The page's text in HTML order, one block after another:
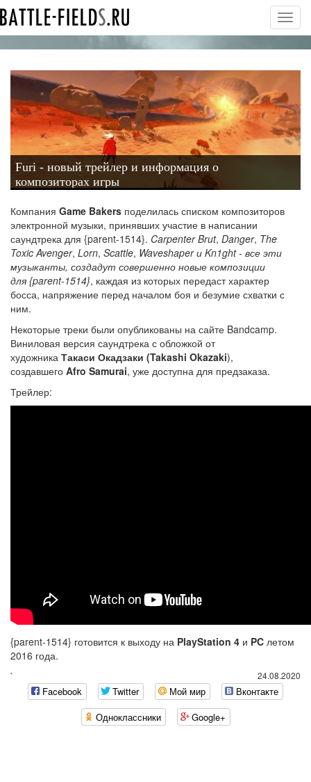
Furi - новый трейлер и информация о
композиторах игры
Компания Game Bakers поделилась списком композиторов
электронной музыки, принявших участие в написании
саундтрека для {parent-1514}. Carpenter Brut, Danger, The
Toxic Avenger, Lorn, Scattle, Waveshaper и Kn1ght - все эти
музыканты, создадут совершенно новые композиции
для {parent-1514}, каждая из которых передаст характер
босса, напряжение перед началом боя и безумие схватки с
ним.
Некоторые треки были опубликованы на сайте Bandcamp.
Виниловая версия саундтрека с обложкой от
художника Такаси Окадзаки (Takashi Okazaki),
создавшего Afro Samurai, уже доступна для предзаказа.
Трейлер:
{parent-1514} готовится к выходу на PlayStation 4 и PC летом
2016 года.
24.08.2020
`
Facebook Twitter Мой мир
Вконтакте
Одноклассники
Google+